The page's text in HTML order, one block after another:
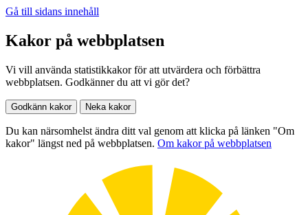
Gå till sidans innehåll
Kakor på webbplatsen
Vi vill använda statistikkakor för att utvärdera och förbättra
webbplatsen. Godkänner du att vi gör det?
Godkänn kakor Neka kakor
Du kan närsomhelst ändra ditt val genom att klicka på länken "Om
kakor" längst ned på webbplatsen. Om kakor på webbplatsen